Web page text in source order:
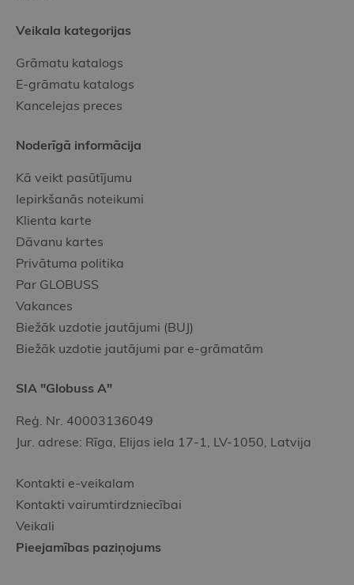
Veikala kategorijas
Grāmatu katalogs
E-grāmatu katalogs
Kancelejas preces
Noderīgā informācija
Kā veikt pasūtījumu
Iepirkšanās noteikumi
Klienta karte
Dāvanu kartes
Privātuma politika
Par GLOBUSS
Vakances
Biežāk uzdotie jautājumi (BUJ)
Biežāk uzdotie jautājumi par e-grāmatām
SIA "Globuss A"
Reģ. Nr. 40003136049
Jur. adrese: Rīga, Elijas iela 17-1, LV-1050, Latvija
Kontakti e-veikalam
Kontakti vairumtirdzniecībai
Veikali
Pieejamības paziņojums